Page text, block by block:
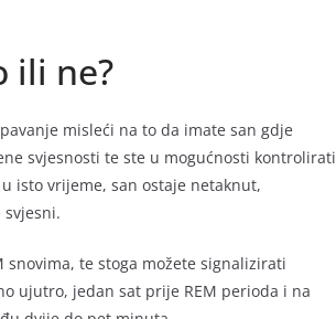
ili ne?
misleći na to da imate san gdje
svjesnosti te ste u mogućnosti kontrolirati
isto vrijeme, san ostaje netaknut,
svjesni.
te stoga možete signalizirati
ujutro, jedan sat prije REM perioda i na